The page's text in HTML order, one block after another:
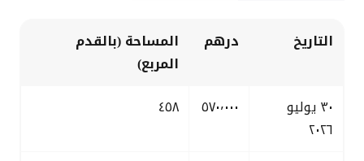
التاريخ درهم
المساحة (بالقدم
المربع)
٣٠ يوليو
٢٠٢٦
٥٧٠٬٠٠٠ ٤٥٨